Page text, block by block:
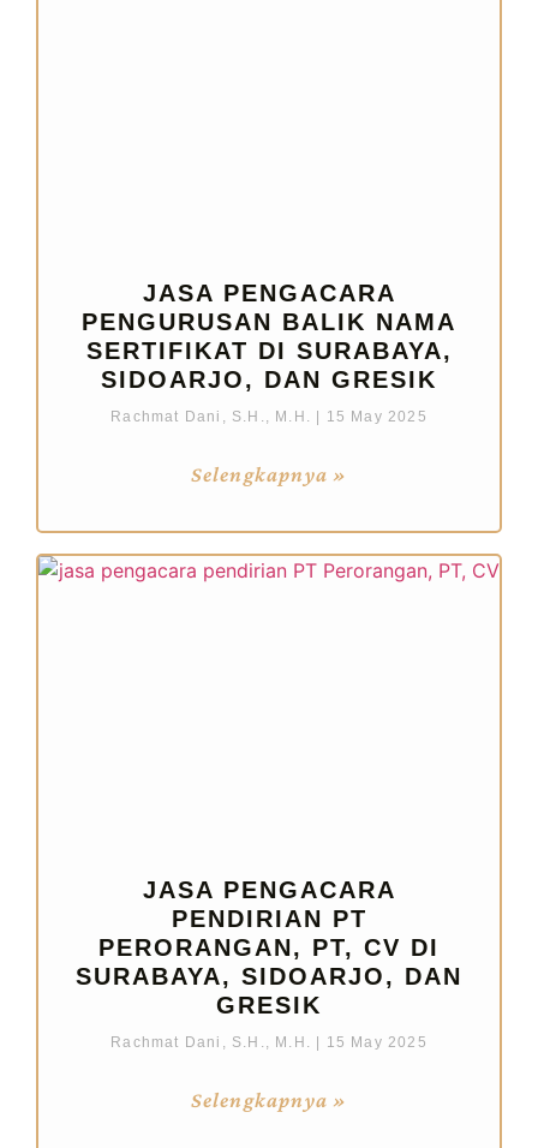
JASA PENGACARA
PENGURUSAN BALIK NAMA
SERTIFIKAT DI SURABAYA,
SIDOARJO, DAN GRESIK
Rachmat Dani, S.H., M.H. 15 May 2025
Selengkapnya »
JASA PENGACARA
PENDIRIAN PT
PERORANGAN, PT, CV DI
SURABAYA, SIDOARJO, DAN
GRESIK
Rachmat Dani, S.H., M.H. 15 May 2025
Selengkapnya »